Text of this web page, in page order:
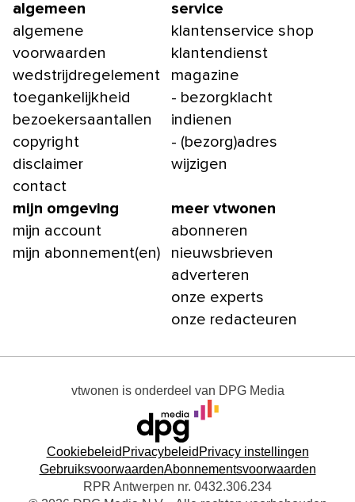
algemeen
algemene
voorwaarden
wedstrijdregelement
toegankelijkheid
bezoekersaantallen
copyright
disclaimer
contact
service
klantenservice shop
klantendienst
magazine
- bezorgklacht
indienen
- (bezorg)adres
wijzigen
mijn omgeving
mijn account
mijn abonnement(en)
meer vtwonen
abonneren
nieuwsbrieven
adverteren
onze experts
onze redacteuren
vtwonen is onderdeel van DPG Media
Cookiebeleid Privacybeleid Privacy instellingen
GebruiksvoorwaardenAbonnementsvoorwaarden
RPR Antwerpen nr. 0432.306.234